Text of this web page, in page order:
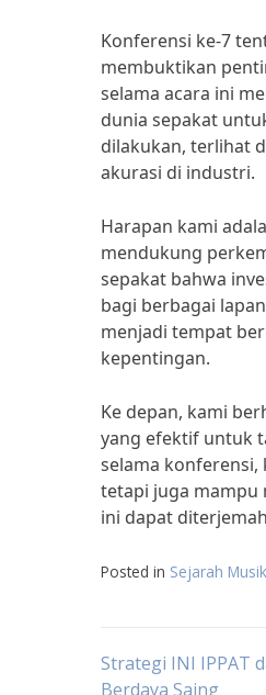
Konferensi ke-7
membuktikan
selama acara ini
dunia sepakat
dilakukan, terlihat
akurasi di industri.
Harapan kami
mendukung
sepakat bahwa
bagi berbagai
menjadi tempat
kepentingan.
Ke depan, kami
yang efektif untuk
selama
tetapi juga mampu
ini dapat
Posted in Sejarah
Post
Strategi INI IPPAT
Berdaya Saing